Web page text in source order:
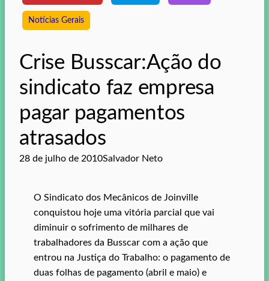
Notícias Gerais
Crise Busscar:Ação do
sindicato faz empresa
pagar pagamentos
atrasados
28 de julho de 2010Salvador Neto
O Sindicato dos Mecânicos de Joinville
conquistou hoje uma vitória parcial que vai
diminuir o sofrimento de milhares de
trabalhadores da Busscar com a ação que
entrou na Justiça do Trabalho: o pagamento de
duas folhas de pagamento (abril e maio) e